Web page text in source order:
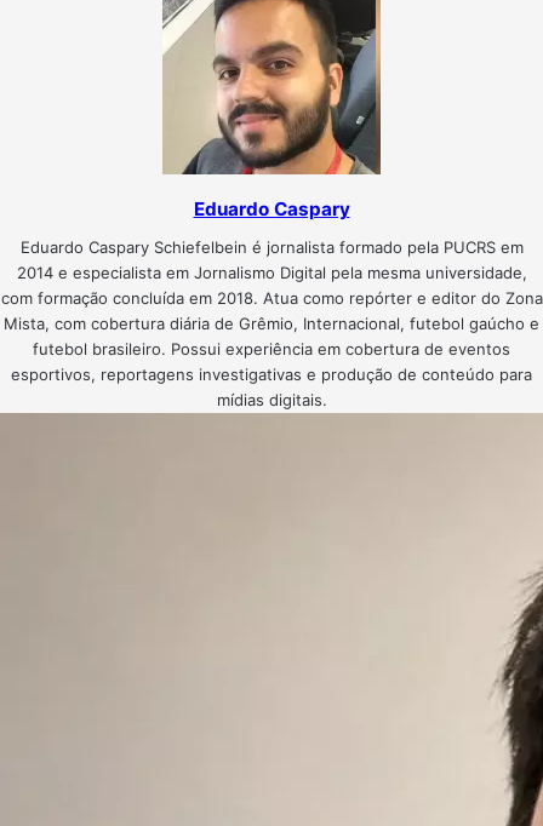
Eduardo Caspary
Eduardo Caspary Schiefelbein é jornalista formado pela PUCRS em
2014 e especialista em Jornalismo Digital pela mesma universidade,
com formação concluída em 2018. Atua como repórter e editor do Zona
Mista, com cobertura diária de Grêmio, Internacional, futebol gaúcho e
futebol brasileiro. Possui experiência em cobertura de eventos
esportivos, reportagens investigativas e produção de conteúdo para
mídias digitais.